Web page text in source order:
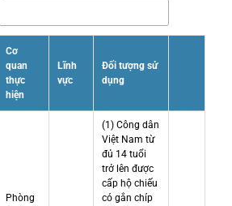
Cơ
quan
thực
hiện
Lĩnh
vực
Đối tượng sử
dụng
Phòng
(1) Công dân
Việt Nam từ
đủ 14 tuổi
trở lên được
cấp hộ chiếu
có gắn chíp